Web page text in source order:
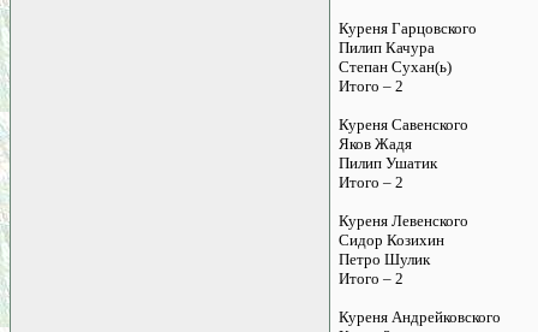
Куреня Гарцовского
Пилип Качура
Степан Сухан(ь)
Итого – 2
Куреня Савенского
Яков Жадя
Пилип Ушатик
Итого – 2
Куреня Левенского
Сидор Козихин
Петро Шулик
Итого – 2
Куреня Андрейковского